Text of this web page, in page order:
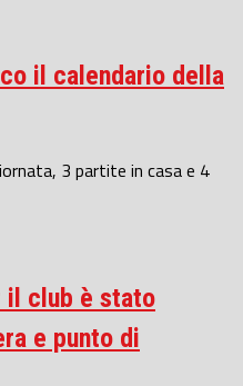
il calendario della
3 partite in casa e 4
il club è stato
e punto di